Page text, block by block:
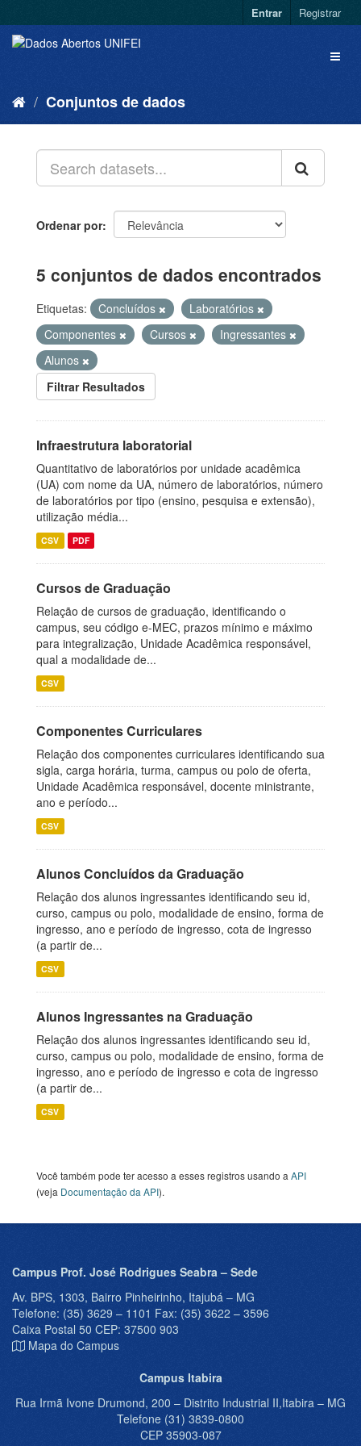
Entrar Registrar
Conjuntos de dados
Ordenar por
5 conjuntos de dados encontrados
Etiquetas: Concluídos
Laboratórios
Componentes
Cursos
Ingressantes
Alunos
Filtrar Resultados
Infraestrutura laboratorial
Quantitativo de laboratórios por unidade acadêmica
(UA) com nome da UA, número de laboratórios, número
de laboratórios por tipo (ensino, pesquisa e extensão),
utilização média...
CSV PDF
Cursos de Graduação
Relação de cursos de graduação, identificando o
campus, seu código e-MEC, prazos mínimo e máximo
para integralização, Unidade Acadêmica responsável,
qual a modalidade de...
CSV
Componentes Curriculares
Relação dos componentes curriculares identificando sua
sigla, carga horária, turma, campus ou polo de oferta,
Unidade Acadêmica responsável, docente ministrante,
ano e período...
CSV
Alunos Concluídos da Graduação
Relação dos alunos ingressantes identificando seu id,
curso, campus ou polo, modalidade de ensino, forma de
ingresso, ano e período de ingresso, cota de ingresso
(a partir de...
CSV
Alunos Ingressantes na Graduação
Relação dos alunos ingressantes identificando seu id,
curso, campus ou polo, modalidade de ensino, forma de
ingresso, ano e período de ingresso e cota de ingresso
(a partir de...
CSV
Você também pode ter acesso a esses registros usando a API
(veja Documentação da API).
Campus Prof. José Rodrigues Seabra – Sede
Av. BPS, 1303, Bairro Pinheirinho, Itajubá – MG
Telefone: (35) 3629 – 1101 Fax: (35) 3622 – 3596
Caixa Postal 50 CEP: 37500 903
Mapa do Campus
Campus Itabira
Rua Irmã Ivone Drumond, 200 – Distrito Industrial II,Itabira – MG
Telefone (31) 3839-0800
CEP 35903-087